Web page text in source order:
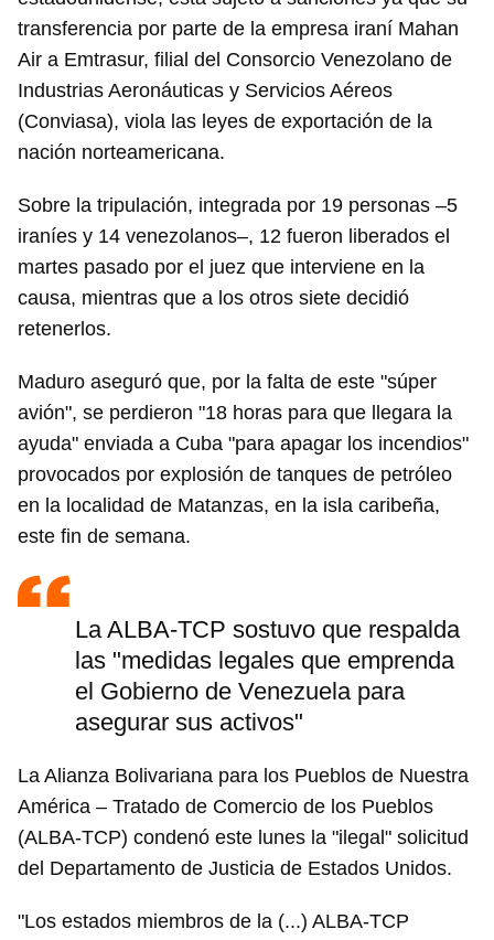
transferencia por parte de la empresa iraní Mahan
Air a Emtrasur, filial del Consorcio Venezolano de
Industrias Aeronáuticas y Servicios Aéreos
(Conviasa), viola las leyes de exportación de la
nación norteamericana.
Sobre la tripulación, integrada por 19 personas –5
iraníes y 14 venezolanos–, 12 fueron liberados el
martes pasado por el juez que interviene en la
causa, mientras que a los otros siete decidió
retenerlos.
Maduro aseguró que, por la falta de este "súper
avión", se perdieron "18 horas para que llegara la
ayuda" enviada a Cuba "para apagar los incendios"
provocados por explosión de tanques de petróleo
en la localidad de Matanzas, en la isla caribeña,
este fin de semana.
La ALBA-TCP sostuvo que respalda
las "medidas legales que emprenda
el Gobierno de Venezuela para
asegurar sus activos"
La Alianza Bolivariana para los Pueblos de Nuestra
América – Tratado de Comercio de los Pueblos
(ALBA-TCP) condenó este lunes la "ilegal" solicitud
del Departamento de Justicia de Estados Unidos.
"Los estados miembros de la (...) ALBA-TCP